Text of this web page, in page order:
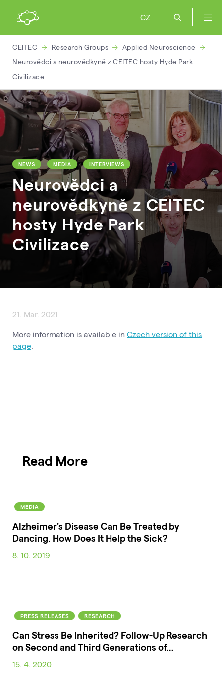
CZ
CEITEC Research Groups
Applied Neuroscience
Neurovědci a neurovědkyně z CEITEC hosty Hyde Park
Civilizace
NEWS MEDIA INTERVIEWS
Neurovědci a
neurovědkyně z CEITEC
hosty Hyde Park
Civilizace
21. Mar. 2021
More information is available in Czech version of this
page.
Read More
MEDIA
Alzheimer's Disease Can Be Treated by
Dancing. How Does It Help the Sick?
8. 10. 2019
PRESS RELEASES RESEARCH
Can Stress Be Inherited? Follow-Up Research
on Second and Third Generations of…
15. 4. 2020